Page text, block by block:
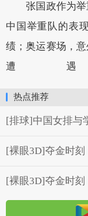
张国政作为举
中国举重队的表
绩；奥运赛场，
遭
热点推荐
[排球]中国女排与
[裸眼3D]夺金时刻
[裸眼3D]夺金时